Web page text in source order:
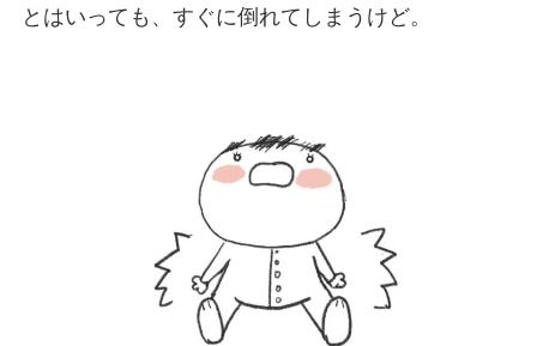
とはいっても、すぐに倒れてしまうけど。